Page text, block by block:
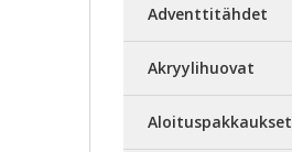
Adventtitähdet
Akryylihuovat
Aloituspakkaukset